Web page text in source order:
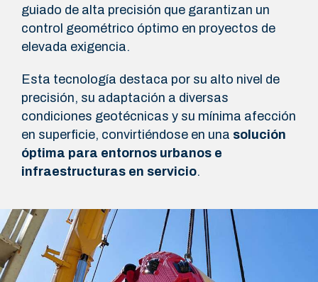
guiado de alta precisión que garantizan un
control geométrico óptimo en proyectos de
elevada exigencia.
Esta tecnología destaca por su alto nivel de
precisión, su adaptación a diversas
condiciones geotécnicas y su mínima afección
en superficie, convirtiéndose en una solución
óptima para entornos urbanos e
infraestructuras en servicio.